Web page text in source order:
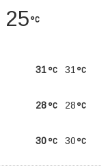
25
31
31
28
28
30
30